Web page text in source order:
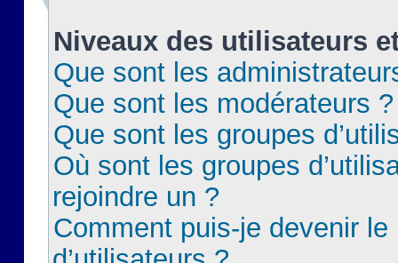
Niveaux des utilisateurs
Que sont les
Que sont les modérateurs ?
Que sont les groupes
Où sont les groupes
rejoindre un ?
Comment puis-je devenir le